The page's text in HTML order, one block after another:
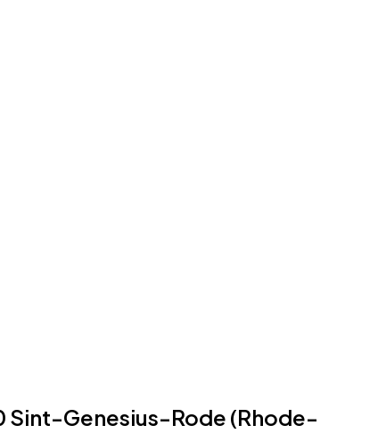
Sint-Genesius-Rode (Rhode-